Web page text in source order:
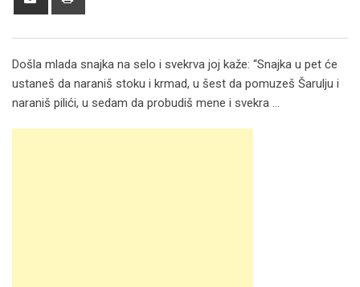
Došla mlada snajka na selo i svekrva joj kaže: “Snajka u pet će
ustaneš da naraniš stoku i krmad, u šest da pomuzeš Šarulju i
naraniš pilići, u sedam da probudiš mene i svekra …